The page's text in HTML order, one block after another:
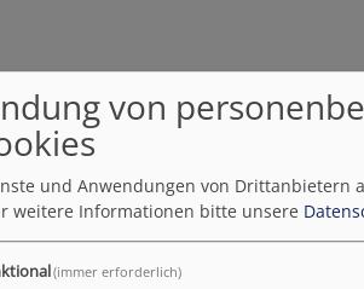
von
und Anwendungen von Drittanbietern
weitere Informationen bitte unsere
(immer erforderlich)